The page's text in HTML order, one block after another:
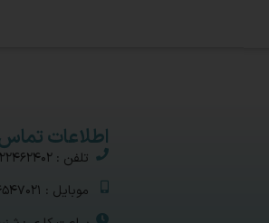
اطلاعات
تلفن : 02122462402
موبایل : 09364547021